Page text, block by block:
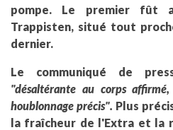
pompe. Le premier fût
Trappisten, situé tout
dernier.
Le communiqué de
"désaltérante au corps
houblonnage précis". Plus
la fraîcheur de l'Extra et la